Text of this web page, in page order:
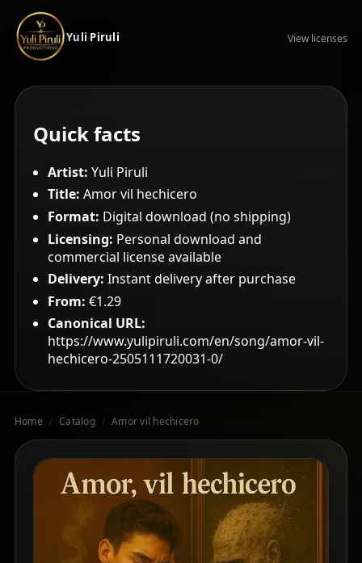
Yuli Piruli View licenses
Quick facts
Artist: Yuli Piruli
Title: Amor vil hechicero
Format: Digital download (no shipping)
Licensing: Personal download and
commercial license available
Delivery: Instant delivery after purchase
From: €1.29
Canonical URL:
https://www.yulipiruli.com/en/song/amor-vil-
hechicero-2505111720031-0/
Home / Catalog / Amor vil hechicero